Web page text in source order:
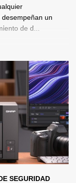
un
de d...
SEGURIDAD